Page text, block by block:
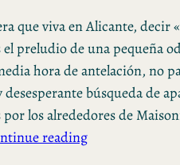
que viva en Alicante, decir
preludio de una pequeña
hora de antelación, no
desesperante búsqueda de
por los alrededores de
reading